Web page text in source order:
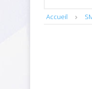
Accueil